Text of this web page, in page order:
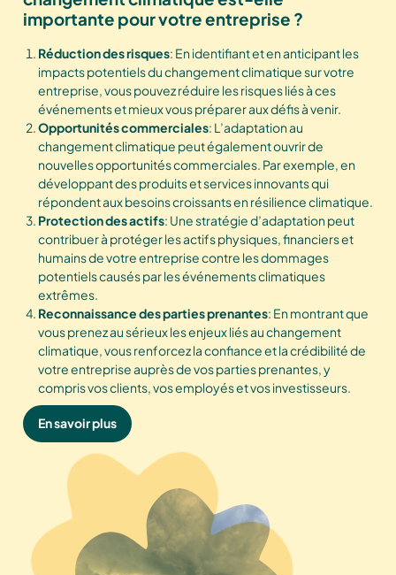
importante pour votre entreprise ?
Réduction des risques: En identifiant et en anticipant les
impacts potentiels du changement climatique sur votre
entreprise, vous pouvez réduire les risques liés à ces
événements et mieux vous préparer aux défis à venir.
Opportunités commerciales: L’adaptation au
changement climatique peut également ouvrir de
nouvelles opportunités commerciales. Par exemple, en
développant des produits et services innovants qui
répondent aux besoins croissants en résilience climatique.
Protection des actifs: Une stratégie d’adaptation peut
contribuer à protéger les actifs physiques, financiers et
humains de votre entreprise contre les dommages
potentiels causés par les événements climatiques
extrêmes.
Reconnaissance des parties prenantes: En montrant que
vous prenez au sérieux les enjeux liés au changement
climatique, vous renforcez la confiance et la crédibilité de
votre entreprise auprès de vos parties prenantes, y
compris vos clients, vos employés et vos investisseurs.
En savoir plus